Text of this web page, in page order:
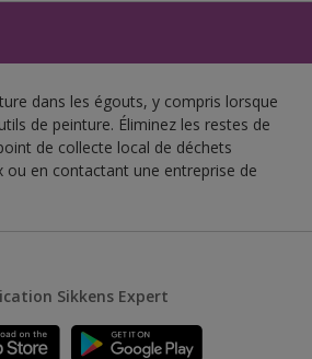
dans les égouts, y compris lorsque
de peinture. Éliminez les restes de
de collecte local de déchets
ou en contactant une entreprise de
Sikkens Expert